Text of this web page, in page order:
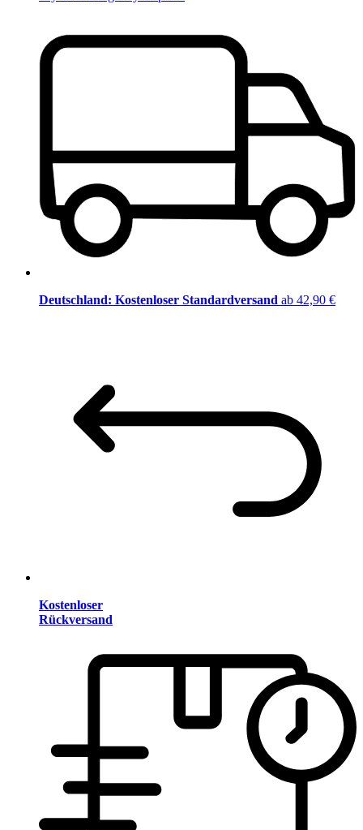
Deutschland: Kostenloser Standardversand ab 42,90 €
Kostenloser
Rückversand